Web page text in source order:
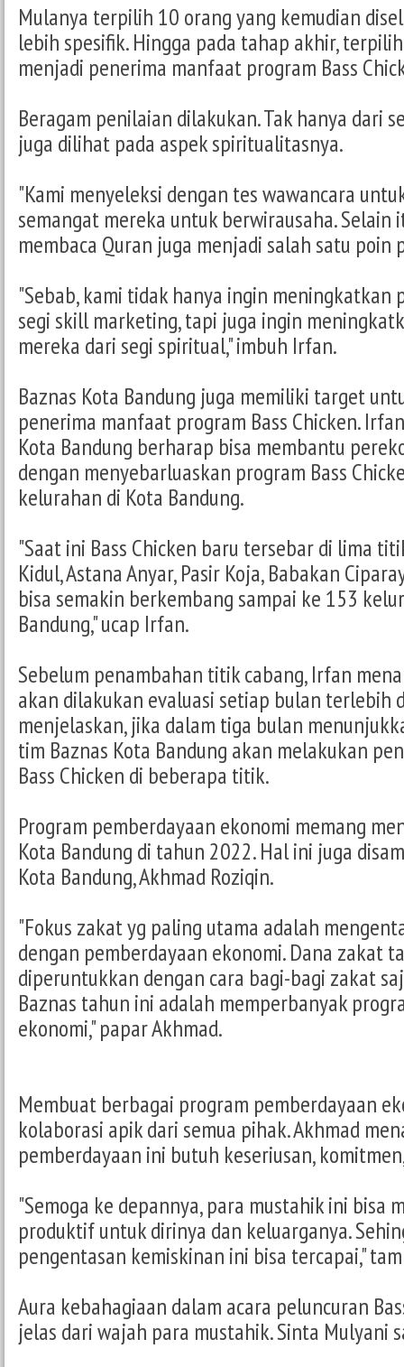
Mulanya terpilih 10 orang yang kemudian
lebih spesifik. Hingga pada tahap akhir,
menjadi penerima manfaat program Bass
Beragam penilaian dilakukan. Tak hanya dari
juga dilihat pada aspek spiritualitasnya.
"Kami menyeleksi dengan tes wawancara
semangat mereka untuk berwirausaha. Selain
membaca Quran juga menjadi salah satu poin
"Sebab, kami tidak hanya ingin meningkatkan
segi skill marketing, tapi juga ingin
mereka dari segi spiritual," imbuh Irfan.
Baznas Kota Bandung juga memiliki target
penerima manfaat program Bass Chicken.
Kota Bandung berharap bisa membantu
dengan menyebarluaskan program Bass
kelurahan di Kota Bandung.
"Saat ini Bass Chicken baru tersebar di lima
Kidul, Astana Anyar, Pasir Koja, Babakan
bisa semakin berkembang sampai ke 153
Bandung," ucap Irfan.
Sebelum penambahan titik cabang, Irfan
akan dilakukan evaluasi setiap bulan terlebih
menjelaskan, jika dalam tiga bulan
tim Baznas Kota Bandung akan melakukan
Bass Chicken di beberapa titik.
Program pemberdayaan ekonomi memang
Kota Bandung di tahun 2022. Hal ini juga
Kota Bandung, Akhmad Roziqin.
"Fokus zakat yg paling utama adalah
dengan pemberdayaan ekonomi. Dana zakat
diperuntukkan dengan cara bagi-bagi zakat
Baznas tahun ini adalah memperbanyak
ekonomi," papar Akhmad.
Membuat berbagai program pemberdayaan
kolaborasi apik dari semua pihak. Akhmad
pemberdayaan ini butuh keseriusan,
"Semoga ke depannya, para mustahik ini bisa
produktif untuk dirinya dan keluarganya.
pengentasan kemiskinan ini bisa tercapai,"
Aura kebahagiaan dalam acara peluncuran
jelas dari wajah para mustahik. Sinta Mulyani